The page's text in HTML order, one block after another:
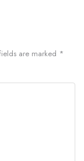
are marked *